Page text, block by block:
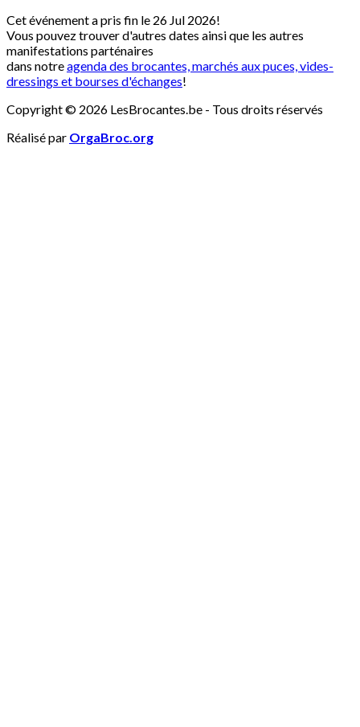
Cet événement a pris fin le 26 Jul 2026!
Vous pouvez trouver d'autres dates ainsi que les autres
manifestations parténaires
dans notreagenda des brocantes, marchés aux puces, vides-
dressings et bourses d'échanges!
Copyright © 2026 LesBrocantes.be - Tous droits réservés
Réalisé par OrgaBroc.org